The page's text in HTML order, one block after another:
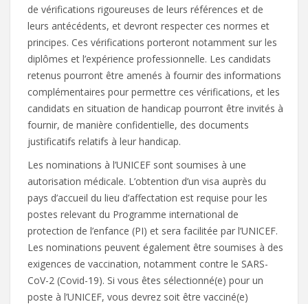
de vérifications rigoureuses de leurs références et de
leurs antécédents, et devront respecter ces normes et
principes. Ces vérifications porteront notamment sur les
diplômes et l’expérience professionnelle. Les candidats
retenus pourront être amenés à fournir des informations
complémentaires pour permettre ces vérifications, et les
candidats en situation de handicap pourront être invités à
fournir, de manière confidentielle, des documents
justificatifs relatifs à leur handicap.
Les nominations à l’UNICEF sont soumises à une
autorisation médicale. L’obtention d’un visa auprès du
pays d’accueil du lieu d’affectation est requise pour les
postes relevant du Programme international de
protection de l’enfance (PI) et sera facilitée par l’UNICEF.
Les nominations peuvent également être soumises à des
exigences de vaccination, notamment contre le SARS-
CoV-2 (Covid-19). Si vous êtes sélectionné(e) pour un
poste à l’UNICEF, vous devrez soit être vacciné(e)